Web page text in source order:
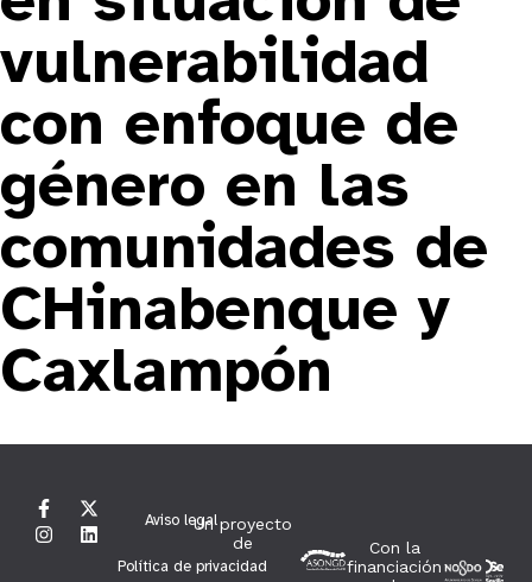
vulnerabilidad
con enfoque de
género en las
comunidades de
CHinabenque y
Caxlampón
Aviso legal
Política de privacidad
Un proyecto
de
Con la
financiación